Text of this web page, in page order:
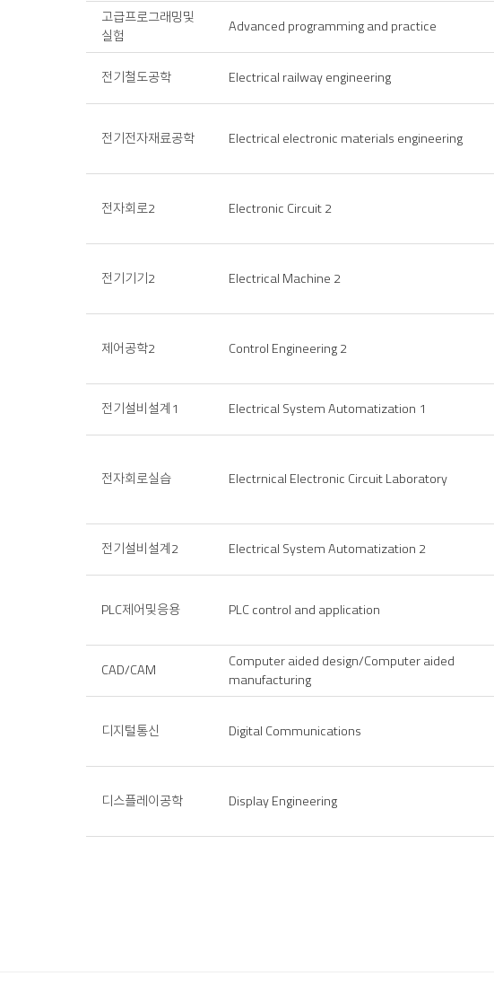
고급프로그래밍및
실험
Advanced programming and practice
전기철도공학 Electrical railway engineering
전기전자재료공학 Electrical electronic materials engineering
전자회로2 Electronic Circuit 2
전기기기2 Electrical Machine 2
제어공학2 Control Engineering 2
전기설비설계1 Electrical System Automatization 1
전자회로실습 Electrnical Electronic Circuit Laboratory
전기설비설계2 Electrical System Automatization 2
PLC제어및응용 PLC control and application
CAD/CAM
Computer aided design/Computer aided
manufacturing
디지털통신 Digital Communications
디스플레이공학 Display Engineering